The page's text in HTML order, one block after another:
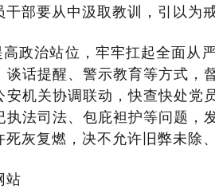
部要从中汲取教训，引以为
政治站位，牢牢扛起全面从
话提醒、警示教育等方式
机关协调联动，快查快处
法司法、包庇袒护等问题
灰复燃，决不允许旧弊未除
站